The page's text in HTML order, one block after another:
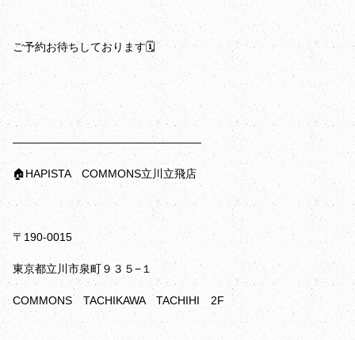
ご予約お待ちしております🗓️
—————————————————
🏠HAPISTA COMMONS立川立飛店
〒190-0015
東京都立川市泉町９３５−１
COMMONS TACHIKAWA TACHIHI 2F